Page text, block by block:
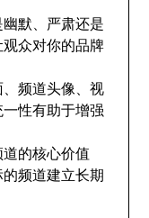
默、严肃还是
众对你的品牌
频道头像、视
性有助于增强
道的核心价值
频道建立长期